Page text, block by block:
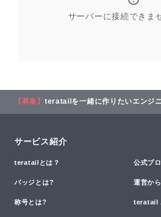
サーバーに接続できま
【募集】 teratailを一緒に作りたいエンジ
サービス紹介
teratailとは？ 公式ブ
バッジとは? 運営か
称号とは? teratail